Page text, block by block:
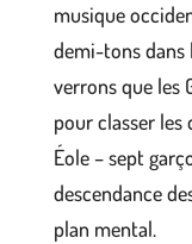
musique
demi-tons dans
verrons que les
pour classer les
Éole – sept
descendance
plan mental.